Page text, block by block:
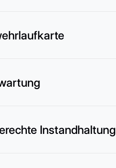
Instandhaltung